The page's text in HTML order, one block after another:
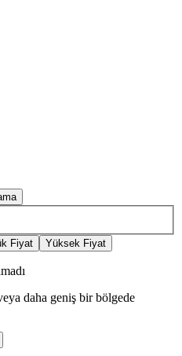
Fiyat Yüksek Fiyat
daha geniş bir bölgede